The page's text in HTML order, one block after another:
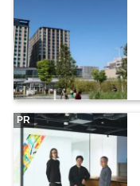
PR